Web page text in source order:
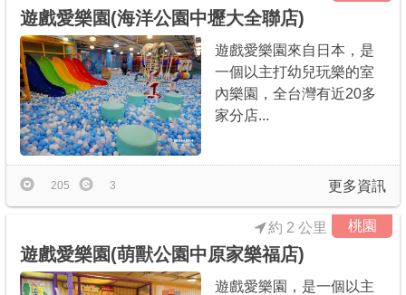
遊戲愛樂園(海洋公園中壢大全聯店)
遊戲愛樂園來自日本，是
一個以主打幼兒玩樂的室
內樂園，全台灣有近20多
家分店...
更多資訊
205 3
桃園
遊戲愛樂園(萌獸公園中原家樂福店)
約 2 公里
遊戲愛樂園，是一個以主